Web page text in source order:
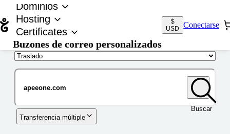
Dominios
Hosting
Certificates
Buzones de correo personalizados
$
USD
Conectarse
Buscar
Transferencia múltiple